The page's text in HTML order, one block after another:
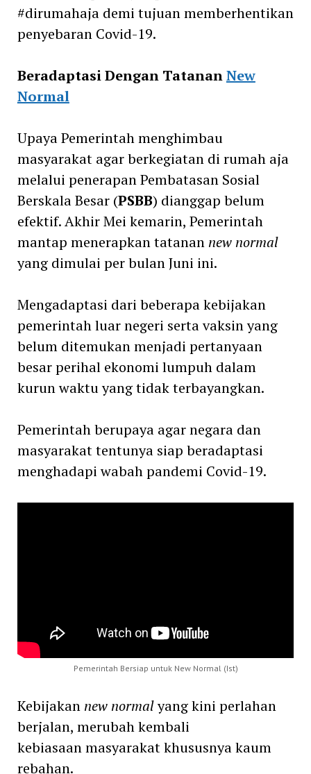
#dirumahaja demi tujuan memberhentikan
penyebaran Covid-19.
Beradaptasi Dengan TatananNew
Normal
Upaya Pemerintah menghimbau
masyarakat agar berkegiatan di rumah aja
melalui penerapan Pembatasan Sosial
Berskala Besar (PSBB) dianggap belum
efektif. Akhir Mei kemarin, Pemerintah
mantap menerapkan tatanan new normal
yang dimulai per bulan Juni ini.
Mengadaptasi dari beberapa kebijakan
pemerintah luar negeri serta vaksin yang
belum ditemukan menjadi pertanyaan
besar perihal ekonomi lumpuh dalam
kurun waktu yang tidak terbayangkan.
Pemerintah berupaya agar negara dan
masyarakat tentunya siap beradaptasi
menghadapi wabah pandemi Covid-19.
Pemerintah Bersiap untuk New Normal (Ist)
Kebijakan new normalyang kini perlahan
berjalan, merubah kembali
kebiasaan masyarakat khususnya kaum
rebahan.